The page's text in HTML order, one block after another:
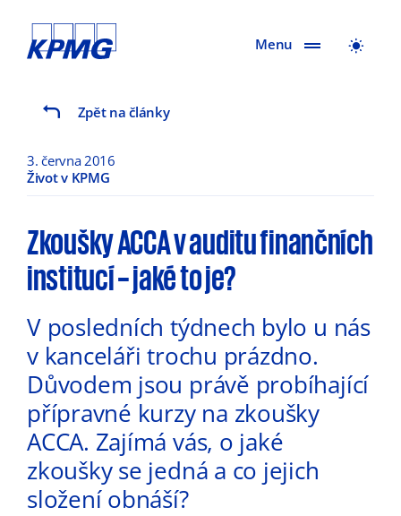
Menu
Zpět na články
3. června 2016
Život v KPMG
Zkoušky ACCA v auditu finančních
institucí – jaké to je?
V posledních týdnech bylo u nás
v kanceláři trochu prázdno.
Důvodem jsou právě probíhající
přípravné kurzy na zkoušky
ACCA. Zajímá vás, o jaké
zkoušky se jedná a co jejich
složení obnáší?